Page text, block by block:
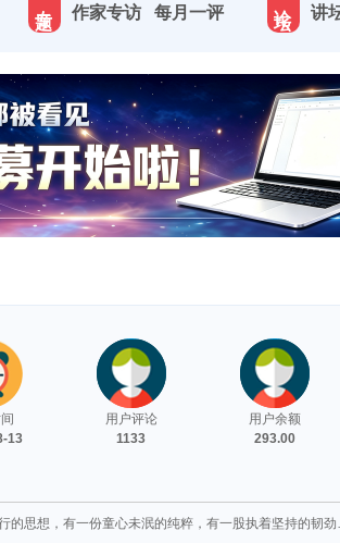
作家专访
每月一评
讲
13
用户评论
1133
用户余额
293.00
的思想，有一份童心未泯的纯粹，有一股执着坚持的韧